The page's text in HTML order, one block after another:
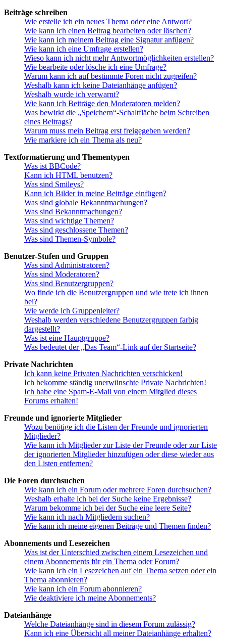
Beiträge schreiben
Wie erstelle ich ein neues Thema oder eine Antwort?
Wie kann ich einen Beitrag bearbeiten oder löschen?
Wie kann ich meinem Beitrag eine Signatur anfügen?
Wie kann ich eine Umfrage erstellen?
Wieso kann ich nicht mehr Antwortmöglichkeiten erstellen?
Wie bearbeite oder lösche ich eine Umfrage?
Warum kann ich auf bestimmte Foren nicht zugreifen?
Weshalb kann ich keine Dateianhänge anfügen?
Weshalb wurde ich verwarnt?
Wie kann ich Beiträge den Moderatoren melden?
Was bewirkt die „Speichern“-Schaltfläche beim Schreiben
eines Beitrags?
Warum muss mein Beitrag erst freigegeben werden?
Wie markiere ich ein Thema als neu?
Textformatierung und Thementypen
Was ist BBCode?
Kann ich HTML benutzen?
Was sind Smileys?
Kann ich Bilder in meine Beiträge einfügen?
Was sind globale Bekanntmachungen?
Was sind Bekanntmachungen?
Was sind wichtige Themen?
Was sind geschlossene Themen?
Was sind Themen-Symbole?
Benutzer-Stufen und Gruppen
Was sind Administratoren?
Was sind Moderatoren?
Was sind Benutzergruppen?
Wo finde ich die Benutzergruppen und wie trete ich ihnen
bei?
Wie werde ich Gruppenleiter?
Weshalb werden verschiedene Benutzergruppen farbig
dargestellt?
Was ist eine Hauptgruppe?
Was bedeutet der „Das Team“-Link auf der Startseite?
Private Nachrichten
Ich kann keine Privaten Nachrichten verschicken!
Ich bekomme ständig unerwünschte Private Nachrichten!
Ich habe eine Spam-E-Mail von einem Mitglied dieses
Forums erhalten!
Freunde und ignorierte Mitglieder
Wozu benötige ich die Listen der Freunde und ignorierten
Mitglieder?
Wie kann ich Mitglieder zur Liste der Freunde oder zur Liste
der ignorierten Mitglieder hinzufügen oder diese wieder aus
den Listen entfernen?
Die Foren durchsuchen
Wie kann ich ein Forum oder mehrere Foren durchsuchen?
Weshalb erhalte ich bei der Suche keine Ergebnisse?
Warum bekomme ich bei der Suche eine leere Seite?
Wie kann ich nach Mitgliedern suchen?
Wie kann ich meine eigenen Beiträge und Themen finden?
Abonnements und Lesezeichen
Was ist der Unterschied zwischen einem Lesezeichen und
einem Abonnements für ein Thema oder Forum?
Wie kann ich ein Lesezeichen auf ein Thema setzen oder ein
Thema abonnieren?
Wie kann ich ein Forum abonnieren?
Wie deaktiviere ich meine Abonnements?
Dateianhänge
Welche Dateianhänge sind in diesem Forum zulässig?
Kann ich eine Übersicht all meiner Dateianhänge erhalten?